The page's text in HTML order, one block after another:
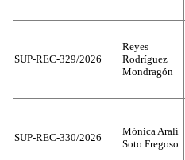
SUP-REC-329/2026
Reyes
Rodríguez
Mondragón
SUP-REC-330/2026
Mónica Aralí
Soto Fregoso